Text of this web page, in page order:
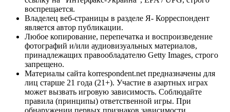
воспрещается.
Владелец веб-страницы в разделе Я- Корреспондент
является автор публикации.
Любое копирование, перепечатка и воспроизведение
фотографий и/или аудиовизуальных материалов,
принадлежащих правообладателю Getty Images, строго
запрещено.
Материалы сайта korrespondent.net предназначены для
лиц старше 21 года (21+). Участие в азартных играх
может вызвать игровую зависимость. Соблюдайте
правила (принципы) ответственной игры. При
обнаружении первых признаков зависимости